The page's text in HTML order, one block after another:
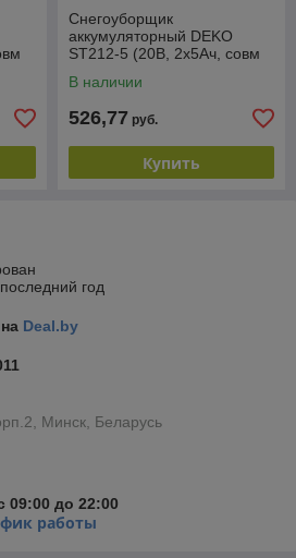
Снегоуборщик
аккумуляторный DEKO
ST212-5 (20В, 2х5Ач, совм
254/160мм, 6м)
В наличии
526,77 руб.
Купить
год
Deal.by
Минск, Беларусь
09:00 до 22:00
работы